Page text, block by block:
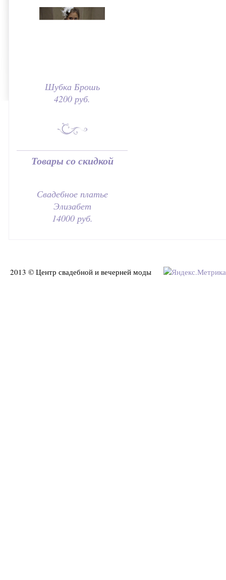
Шубка Брошь
4200 руб.
Товары со скидкой
Свадебное платье
Элизабет
14000 руб.
2013 © Центр свадебной и вечерней моды